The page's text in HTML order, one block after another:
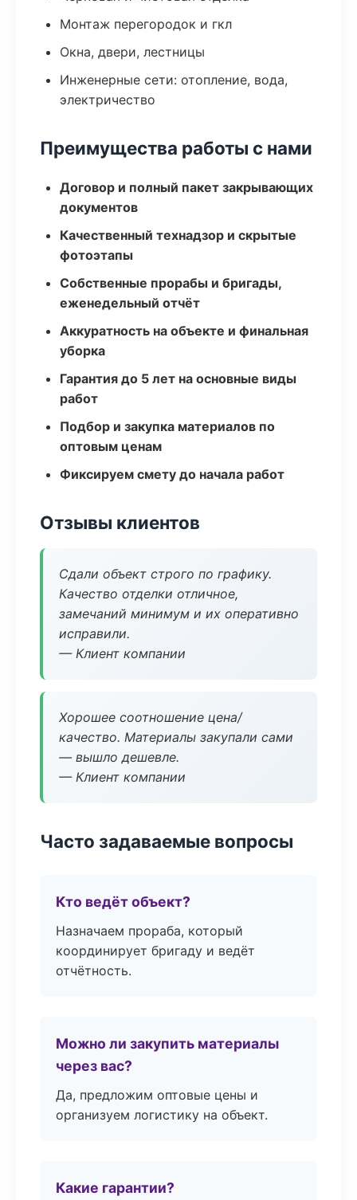
Монтаж перегородок и гкл
Окна, двери, лестницы
Инженерные сети: отопление, вода,
электричество
Преимущества работы с нами
Договор и полный пакет закрывающих
документов
Качественный технадзор и скрытые
фотоэтапы
Собственные прорабы и бригады,
еженедельный отчёт
Аккуратность на объекте и финальная
уборка
Гарантия до 5 лет на основные виды
работ
Подбор и закупка материалов по
оптовым ценам
Фиксируем смету до начала работ
Отзывы клиентов
Сдали объект строго по графику.
Качество отделки отличное,
замечаний минимум и их оперативно
исправили.
— Клиент компании
Хорошее соотношение цена/
качество. Материалы закупали сами
— вышло дешевле.
— Клиент компании
Часто задаваемые вопросы
Кто ведёт объект?
Назначаем прораба, который
координирует бригаду и ведёт
отчётность.
Можно ли закупить материалы
через вас?
Да, предложим оптовые цены и
организуем логистику на объект.
Какие гарантии?